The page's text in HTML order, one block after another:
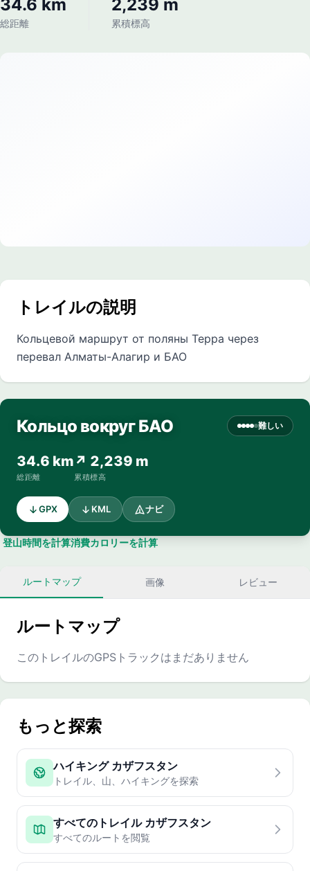
34.6 km
総距離
2,239 m
累積標高
トレイルの説明
Кольцевой маршрут от поляны Терра через
перевал Алматы-Алагир и БАО
Кольцо вокруг БАО 難しい
34.6 km
総距離
↗ 2,239 m
累積標高
GPX KML ナビ
登山時間を計算消費カロリーを計算
ルートマップ 画像 レビュー
ルートマップ
このトレイルのGPSトラックはまだありません
もっと探索
ハイキング カザフスタン
トレイル、山、ハイキングを探索
すべてのトレイル カザフスタン
すべてのルートを閲覧